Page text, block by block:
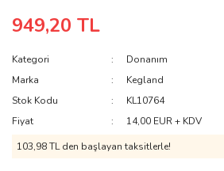
949,20 TL
Kategori
Donanım
Marka
Kegland
Stok Kodu
KL10764
Fiyat
14,00 EUR + KDV
103,98 TL den başlayan taksitlerle!